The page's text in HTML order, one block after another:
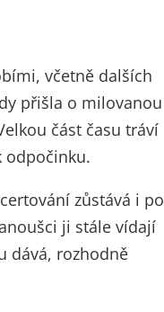
včetně dalších
přišla o milovanou
část času tráví
odpočinku.
zůstává i po
ji stále vídají
dává, rozhodně